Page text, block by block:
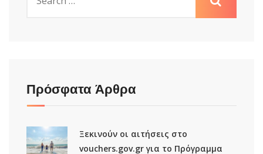
Πρόσφατα Άρθρα
Ξεκινούν οι αιτήσεις στο
vouchers.gov.gr για το Πρόγραμμα